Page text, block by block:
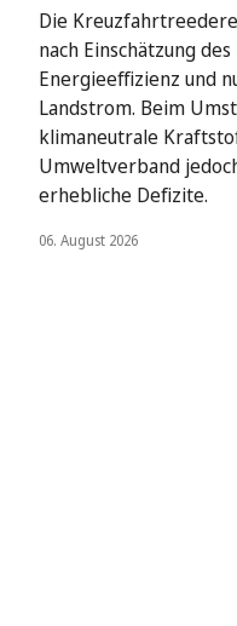
Die
nach Einschätzung
Energieeffizienz und
Landstrom. Beim
klimaneutrale
Umweltverband
erhebliche Defizite.
06. August 2026